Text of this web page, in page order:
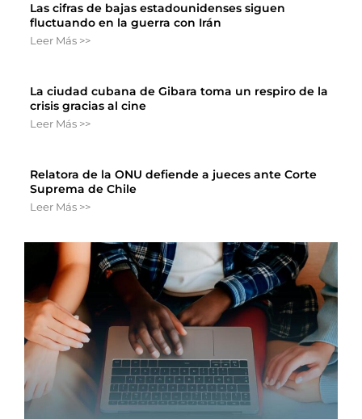
Las cifras de bajas estadounidenses siguen
fluctuando en la guerra con Irán
Leer Más >>
La ciudad cubana de Gibara toma un respiro de la
crisis gracias al cine
Leer Más >>
Relatora de la ONU defiende a jueces ante Corte
Suprema de Chile
Leer Más >>